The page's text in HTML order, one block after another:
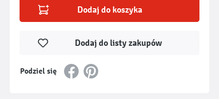
Dodaj do koszyka
Podziel się
Dodaj do listy zakupów